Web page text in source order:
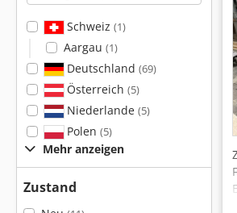
Schweiz (1)
Aargau (1)
Deutschland (69)
Österreich (5)
Niederlande (5)
Polen (5)
Mehr anzeigen
Zustand